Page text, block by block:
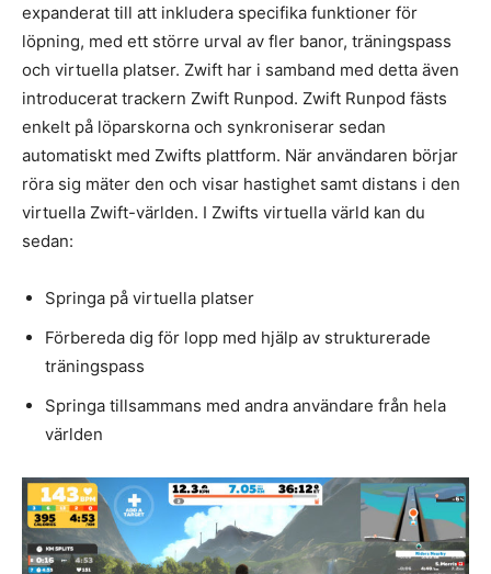
expanderat till att inkludera specifika funktioner för
löpning, med ett större urval av fler banor, träningspass
och virtuella platser. Zwift har i samband med detta även
introducerat trackern Zwift Runpod. Zwift Runpod fästs
enkelt på löparskorna och synkroniserar sedan
automatiskt med Zwifts plattform. När användaren börjar
röra sig mäter den och visar hastighet samt distans i den
virtuella Zwift-världen. I Zwifts virtuella värld kan du
sedan:
Springa på virtuella platser
Förbereda dig för lopp med hjälp av strukturerade
träningspass
Springa tillsammans med andra användare från hela
världen